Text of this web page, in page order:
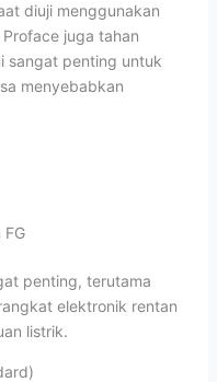
diuji menggunakan
juga tahan
sangat penting untuk
menyebabkan
FG
penting, terutama
elektronik rentan
listrik.